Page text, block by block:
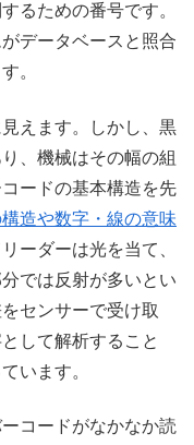
るための番号です。
データベースと照合
。
えます。しかし、黒
、機械はその幅の組
ードの基本構造を先
造や数字・線の意味
ーダーは光を当て、
では反射が多いとい
センサーで受け取
して解析すること
います。
コードがなかなか読